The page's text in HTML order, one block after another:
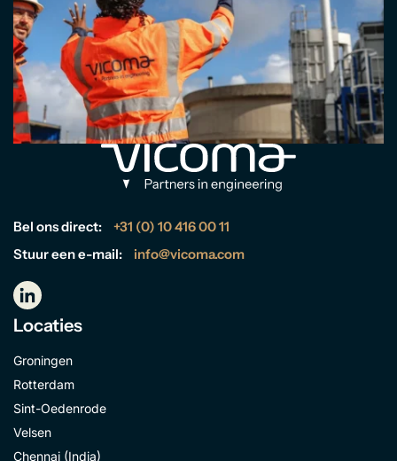
Bel ons direct:
+31 (0) 10 416 00 11
Stuur een e-mail:
info@vicoma.com
Locaties
Groningen
Rotterdam
Sint-Oedenrode
Velsen
Chennai (India)